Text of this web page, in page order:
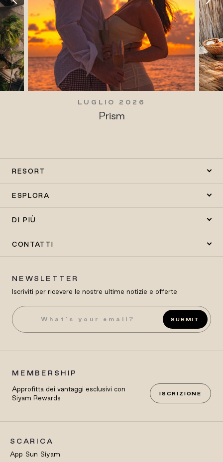
LUGLIO 2026
Prism
RESORT
ESPLORA
DI PIÙ
CONTATTI
NEWSLETTER
Iscriviti per ricevere le nostre ultime notizie e offerte
SUBMIT
MEMBERSHIP
Approfitta dei vantaggi esclusivi con
Siyam Rewards
ISCRIZIONE
SCARICA
App Sun Siyam